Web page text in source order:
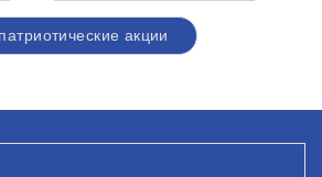
акции